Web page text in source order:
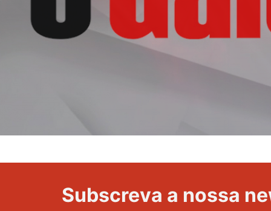
Subscreva a nossa